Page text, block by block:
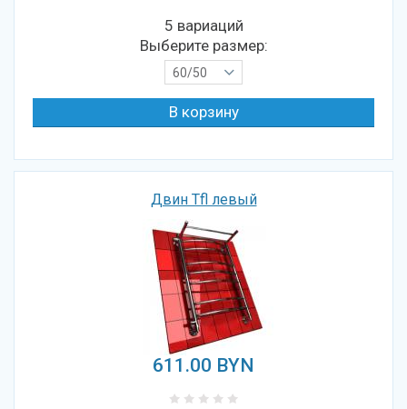
5 вариаций
Выберите размер:
60/50
Двин Tfl левый
611.00 BYN